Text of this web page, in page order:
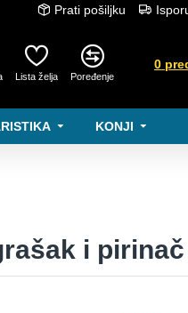
Prati pošiljku
Lista želja Poređenje
0
KONJI
i pirinač